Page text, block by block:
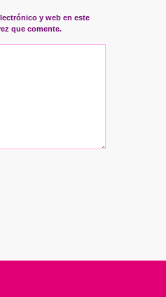
y web en este
que comente.